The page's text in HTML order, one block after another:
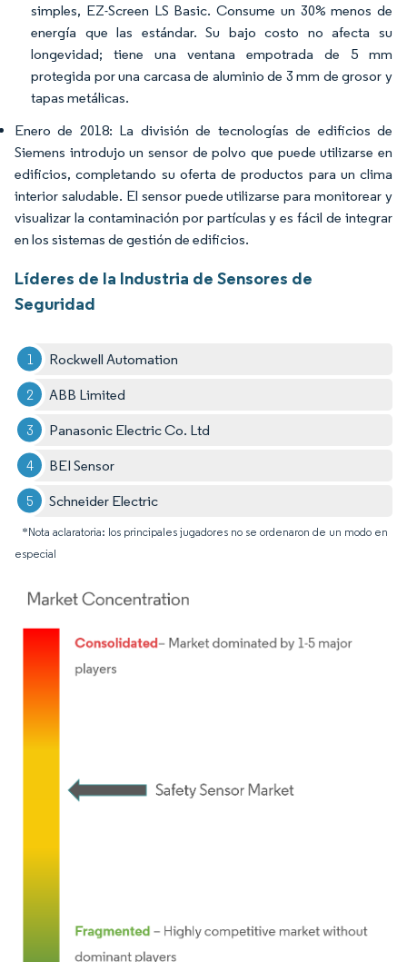
simples, EZ-Screen LS Basic. Consume un 30% menos de
energía que las estándar. Su bajo costo no afecta su
longevidad; tiene una ventana empotrada de 5 mm
protegida por una carcasa de aluminio de 3 mm de grosor y
tapas metálicas.
Enero de 2018: La división de tecnologías de edificios de
Siemens introdujo un sensor de polvo que puede utilizarse en
edificios, completando su oferta de productos para un clima
interior saludable. El sensor puede utilizarse para monitorear y
visualizar la contaminación por partículas y es fácil de integrar
en los sistemas de gestión de edificios.
Líderes de la Industria de Sensores de
Seguridad
Rockwell Automation
ABB Limited
Panasonic Electric Co. Ltd
BEI Sensor
Schneider Electric
*Nota aclaratoria: los principales jugadores no se ordenaron de un modo en
especial